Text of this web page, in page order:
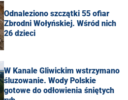
Odnaleziono szczątki 55 ofiar
Zbrodni Wołyńskiej. Wśród nich
26 dzieci
W Kanale Gliwickim wstrzymano
śluzowanie. Wody Polskie
gotowe do odłowienia śniętych